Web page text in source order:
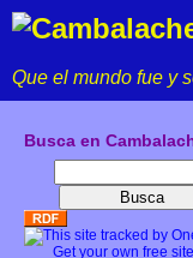
Que el mundo fue y
Busca en